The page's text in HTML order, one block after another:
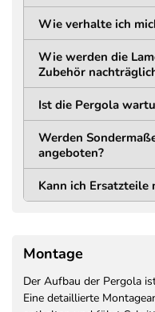
11 mm
75 mm
BREITE
166 mm
Wie verhalte ich
Wie werden die
Zubehör
Ist die Pergola
Werden
angeboten?
Kann ich Ersatzteile
Montage
Der Aufbau der Pergola
Eine detaillierte